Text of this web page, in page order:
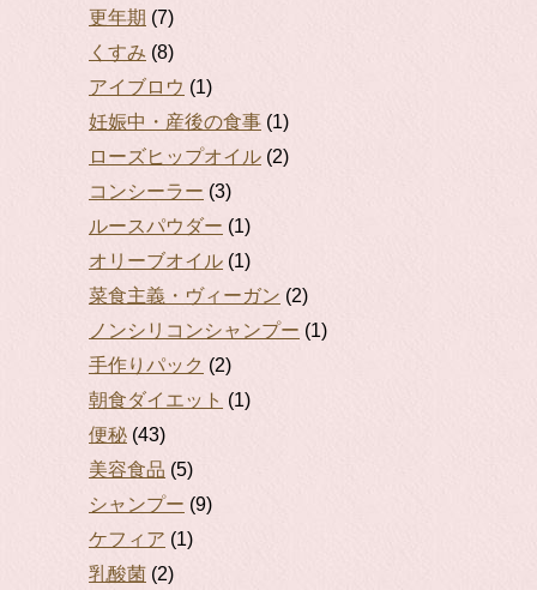
更年期 (7)
くすみ (8)
アイブロウ (1)
妊娠中・産後の食事 (1)
ローズヒップオイル (2)
コンシーラー (3)
ルースパウダー (1)
オリーブオイル (1)
菜食主義・ヴィーガン (2)
ノンシリコンシャンプー (1)
手作りパック (2)
朝食ダイエット (1)
便秘 (43)
美容食品 (5)
シャンプー (9)
ケフィア (1)
乳酸菌 (2)